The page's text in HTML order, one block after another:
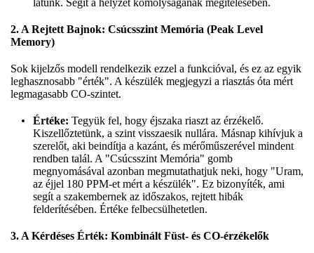
látunk. Segít a helyzet komolyságának megítélésében.
2. A Rejtett Bajnok: Csúcsszint Memória (Peak Level
Memory)
Sok kijelzős modell rendelkezik ezzel a funkcióval, és ez az egyik
leghasznosabb "érték". A készülék megjegyzi a riasztás óta mért
legmagasabb CO-szintet.
Értéke: Tegyük fel, hogy éjszaka riaszt az érzékelő.
Kiszellőztetünk, a szint visszaesik nullára. Másnap kihívjuk a
szerelőt, aki beindítja a kazánt, és mérőműszerével mindent
rendben talál. A "Csúcsszint Memória" gomb
megnyomásával azonban megmutathatjuk neki, hogy "Uram,
az éjjel 180 PPM-et mért a készülék". Ez bizonyíték, ami
segít a szakembernek az időszakos, rejtett hibák
felderítésében. Értéke felbecsülhetetlen.
3. A Kérdéses Érték: Kombinált Füst- és CO-érzékelők